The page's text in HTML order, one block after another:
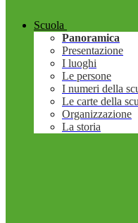
Scuola
Panoramica
Presentazione
I luoghi
Le persone
I numeri della
Le carte della
Organizzazione
La storia